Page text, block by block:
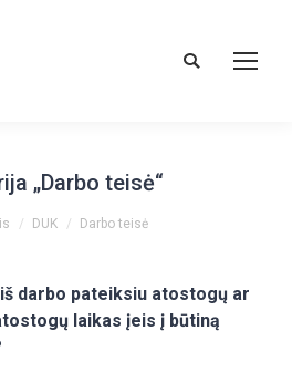
Paieška:
„Darbo teisė“
DUK Darbo teisė
darbo pateiksiu atostogų ar
laikas įeis į būtiną